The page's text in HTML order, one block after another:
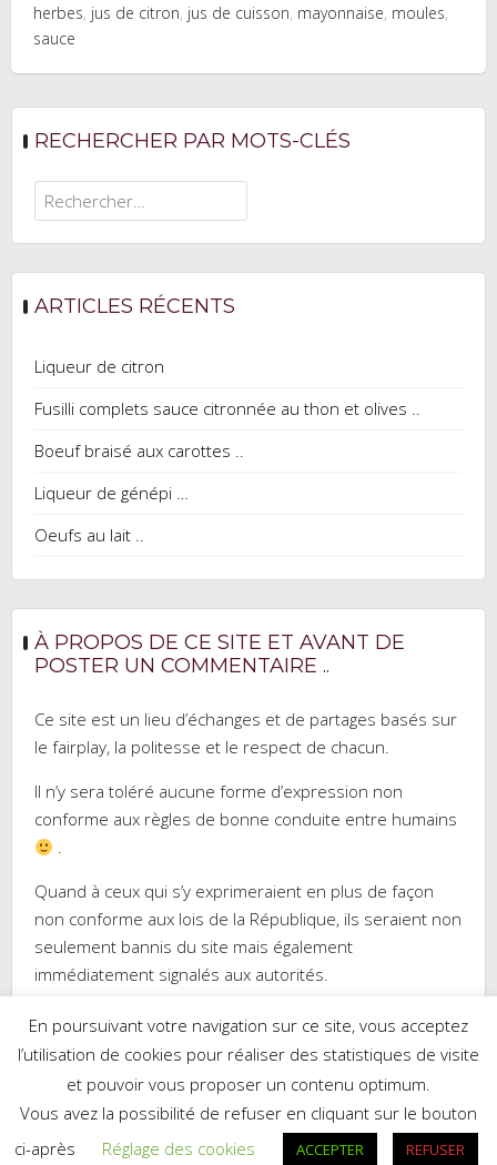
herbes, jus de citron, jus de cuisson, mayonnaise, moules,
sauce
RECHERCHER PAR MOTS-CLÉS
Rechercher :
ARTICLES RÉCENTS
Liqueur de citron
Fusilli complets sauce citronnée au thon et olives ..
Boeuf braisé aux carottes ..
Liqueur de génépi …
Oeufs au lait ..
À PROPOS DE CE SITE ET AVANT DE
POSTER UN COMMENTAIRE ..
Ce site est un lieu d’échanges et de partages basés sur
le fairplay, la politesse et le respect de chacun.
Il n’y sera toléré aucune forme d’expression non
conforme aux règles de bonne conduite entre humains
.
Quand à ceux qui s’y exprimeraient en plus de façon
non conforme aux lois de la République, ils seraient non
seulement bannis du site mais également
immédiatement signalés aux autorités.
Réalisé par WordPress|Thème :Trustedpar UXL Themes
Mes recettes sur Cookpad.fr
En poursuivant votre navigation sur ce site, vous acceptez
l’utilisation de cookies pour réaliser des statistiques de visite
et pouvoir vous proposer un contenu optimum.
Vous avez la possibilité de refuser en cliquant sur le bouton
ci-après
Réglage des cookies ACCEPTER REFUSER